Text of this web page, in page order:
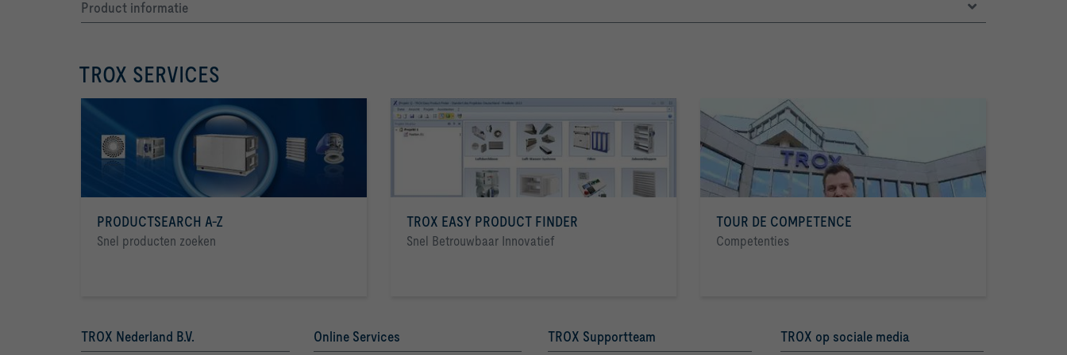
Product informatie
TROX SERVICES
PRODUCTSEARCH A-Z
Snel producten zoeken
TROX EASY PRODUCT FINDER
Snel Betrouwbaar Innovatief
TOUR DE COMPETENCE
Competenties
TROX Nederland B.V. Online Services TROX Supportteam TROX op sociale media